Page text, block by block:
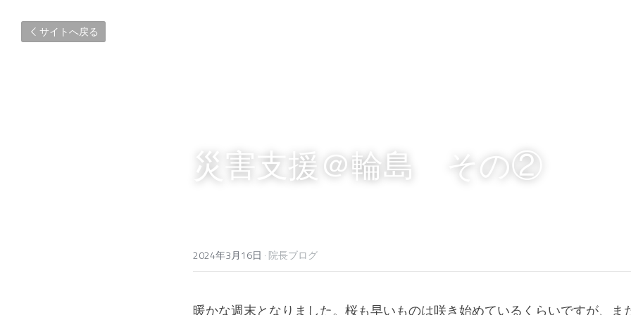
サイトへ戻る
災害支援＠輪島　その②
2024年3月16日 · 院長ブログ
暖かな週末となりました。桜も早いものは咲き始めているくらいですが、ま